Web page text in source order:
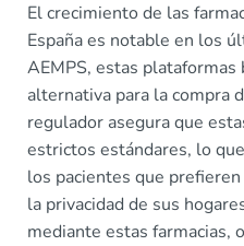
El crecimiento de las
España es notable en los
AEMPS, estas plataformas
alternativa para la compra
regulador asegura que
estrictos estándares, lo
los pacientes que
la privacidad de sus
mediante estas farmacias,